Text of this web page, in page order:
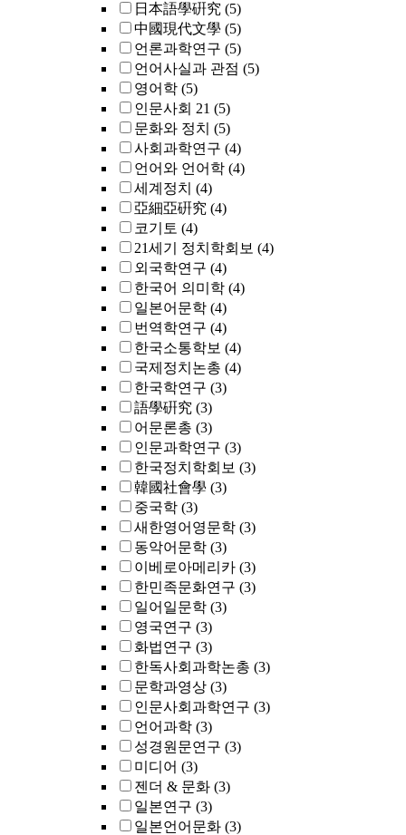
日本語學硏究 (5)
中國現代文學 (5)
언론과학연구 (5)
언어사실과 관점 (5)
영어학 (5)
인문사회 21 (5)
문화와 정치 (5)
사회과학연구 (4)
언어와 언어학 (4)
세계정치 (4)
亞細亞硏究 (4)
코기토 (4)
21세기 정치학회보 (4)
외국학연구 (4)
한국어 의미학 (4)
일본어문학 (4)
번역학연구 (4)
한국소통학보 (4)
국제정치논총 (4)
한국학연구 (3)
語學硏究 (3)
어문론총 (3)
인문과학연구 (3)
한국정치학회보 (3)
韓國社會學 (3)
중국학 (3)
새한영어영문학 (3)
동악어문학 (3)
이베로아메리카 (3)
한민족문화연구 (3)
일어일문학 (3)
영국연구 (3)
화법연구 (3)
한독사회과학논총 (3)
문학과영상 (3)
인문사회과학연구 (3)
언어과학 (3)
성경원문연구 (3)
미디어 (3)
젠더 & 문화 (3)
일본연구 (3)
일본언어문화 (3)